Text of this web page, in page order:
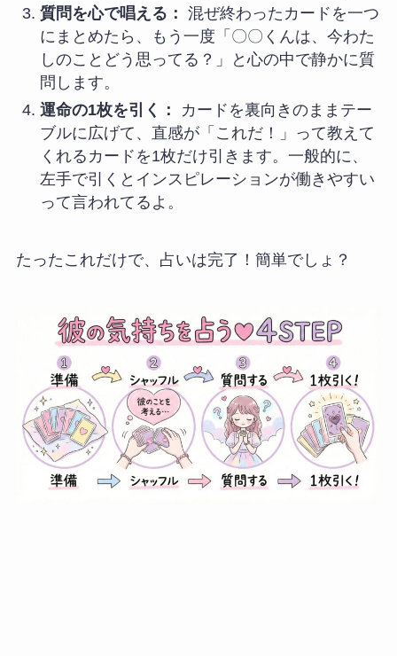
質問を心で唱える： 混ぜ終わったカードを一つ
にまとめたら、もう一度「〇〇くんは、今わた
しのことどう思ってる？」と心の中で静かに質
問します。
運命の1枚を引く：
カードを裏向きのままテー
ブルに広げて、直感が「これだ！」って教えて
くれるカードを1枚だけ引きます。一般的に、
左手で引くとインスピレーションが働きやすい
って言われてるよ。
たったこれだけで、占いは完了！簡単でしょ？